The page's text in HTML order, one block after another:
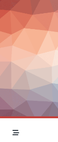
Skip
to
content